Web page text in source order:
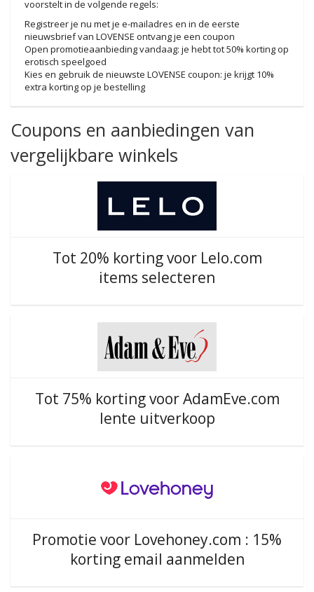
voorstelt in de volgende regels:
Registreer je nu met je e-mailadres en in de eerste
nieuwsbrief van LOVENSE ontvang je een coupon
Open promotieaanbieding vandaag: je hebt tot 50% korting op
erotisch speelgoed
Kies en gebruik de nieuwste LOVENSE coupon: je krijgt 10%
extra korting op je bestelling
Coupons en aanbiedingen van
vergelijkbare winkels
Tot 20% korting voor Lelo.com
items selecteren
Tot 75% korting voor AdamEve.com
lente uitverkoop
Promotie voor Lovehoney.com : 15%
korting email aanmelden